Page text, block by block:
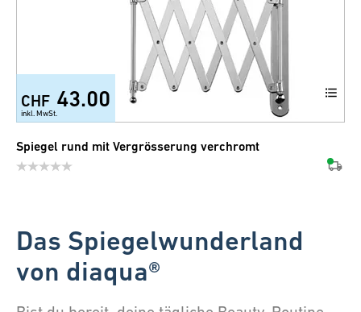
CHF 43.00
inkl. MwSt.
Spiegel rund mit Vergrösserung verchromt
Das Spiegelwunderland
von diaqua®